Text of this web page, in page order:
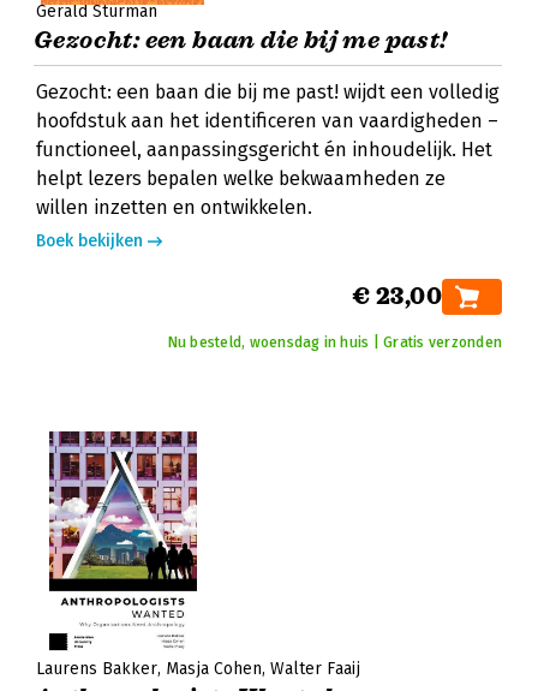
Gerald Sturman
Gezocht: een baan die bij me past!
Gezocht: een baan die bij me past! wijdt een volledig
hoofdstuk aan het identificeren van vaardigheden –
functioneel, aanpassingsgericht én inhoudelijk. Het
helpt lezers bepalen welke bekwaamheden ze
willen inzetten en ontwikkelen.
Boek bekijken
€ 23,00
Nu besteld, woensdag in huis | Gratis verzonden
Laurens Bakker Masja Cohen Walter Faaij